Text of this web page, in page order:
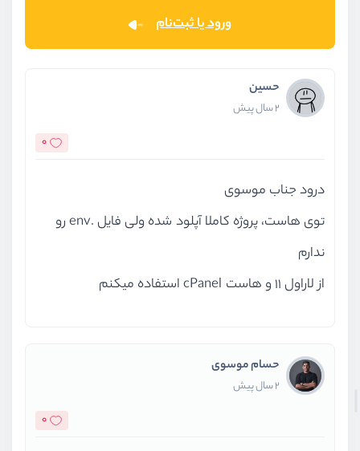
ورود یا ثبت‌نام
حسین
2 سال پیش
0
درود جناب موسوی
توی هاست، پروژه کاملا آپلود شده ولی فایل .env رو
ندارم
از لاراول 11 و هاست cPanel استفاده میکنم
حسام موسوی
2 سال پیش
0